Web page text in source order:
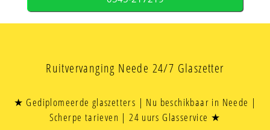
Ruitvervanging Neede 24/7 Glaszetter
★ Gediplomeerde glaszetters | Nu beschikbaar in Neede |
Scherpe tarieven | 24 uurs Glasservice ★